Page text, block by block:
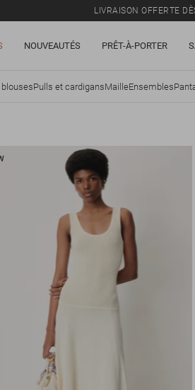
LIVRAISON OFFERTE
SOLDES : JUSQU'À -50% SUR
TOUS LES PRIX INCLUENT LA
NOUVEAUTÉS PRÊT-À-PORTER
Pulls et cardigansMailleEnsembles